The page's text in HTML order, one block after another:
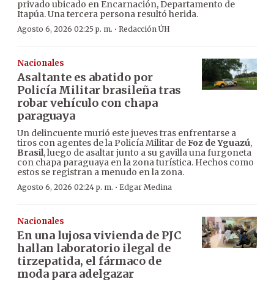
privado ubicado en Encarnación, Departamento de
Itapúa. Una tercera persona resultó herida.
Agosto 6, 2026 02:25 p. m. · Redacción ÚH
Nacionales
Asaltante es abatido por
Policía Militar brasileña tras
robar vehículo con chapa
paraguaya
Un delincuente murió este jueves tras enfrentarse a
tiros con agentes de la Policía Militar deFoz de Yguazú,
Brasil, luego de asaltar junto a su gavilla una furgoneta
con chapa paraguaya en la zona turística. Hechos como
estos se registran a menudo en la zona.
Agosto 6, 2026 02:24 p. m. · Edgar Medina
Nacionales
En una lujosa vivienda de PJC
hallan laboratorio ilegal de
tirzepatida, el fármaco de
moda para adelgazar